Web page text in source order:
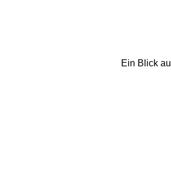
Ein Blick